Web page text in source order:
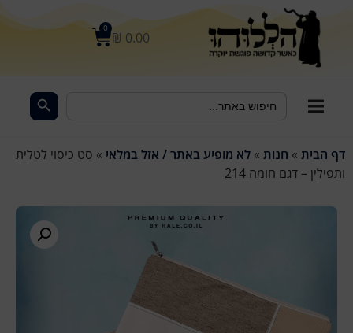
₪ 0.00
0
for:
דף הבית » חנות » לא מופיע באתר / אזל במלאי » סט כיסוי לטלית
ותפילין – דגם חומה 214